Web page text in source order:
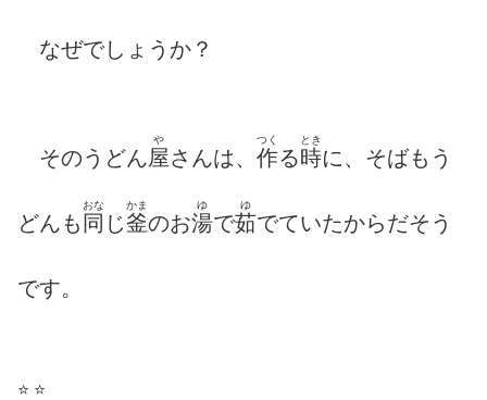
なぜでしょうか？
そのうどん屋
や
さんは、 作
つく
る時
とき
に、そばもう
どんも 同
おな
じ釜
かま
のお湯
ゆ
で茹
ゆ
でていたからだそう
です。
⭐️ ⭐️